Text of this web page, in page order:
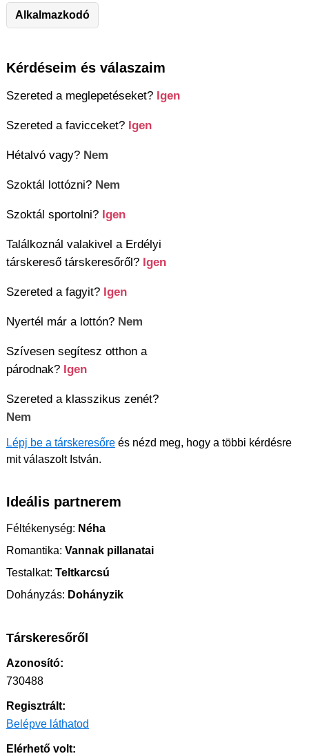
Alkalmazkodó
Kérdéseim és válaszaim
Szereted a meglepetéseket? Igen
Szereted a favicceket? Igen
Hétalvó vagy? Nem
Szoktál lottózni? Nem
Szoktál sportolni? Igen
Találkoznál valakivel a Erdélyi
társkereső társkeresőről? Igen
Szereted a fagyit? Igen
Nyertél már a lottón? Nem
Szívesen segítesz otthon a
párodnak? Igen
Szereted a klasszikus zenét?
Nem
Lépj be a társkeresőre és nézd meg, hogy a többi kérdésre
mit válaszolt István.
Ideális partnerem
Féltékenység: Néha
Romantika: Vannak pillanatai
Testalkat: Teltkarcsú
Dohányzás: Dohányzik
Társkeresőről
Azonosító:
730488
Regisztrált:
Belépve láthatod
Elérhető volt: